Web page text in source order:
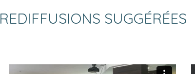
REDIFFUSIONS SUGGÉRÉES